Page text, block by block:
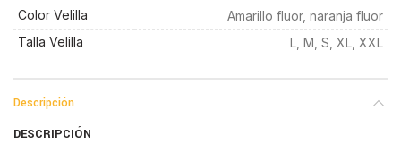
Color Velilla
Amarillo fluor, naranja fluor
Talla Velilla
L, M, S, XL, XXL
Descripción
DESCRIPCIÓN